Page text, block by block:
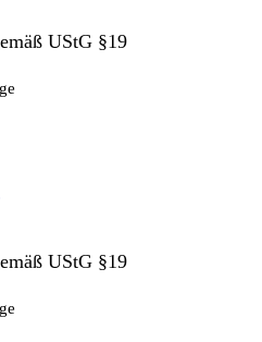
UStG §19
UStG §19